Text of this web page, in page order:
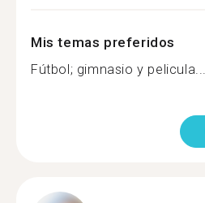
Mis temas preferidos
Fútbol; gimnasio y pelicula...